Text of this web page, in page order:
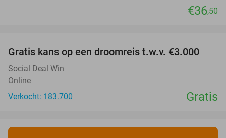
€36,50
Gratis kans op een droomreis t.w.v. €3.000
Social Deal Win
Online
Verkocht: 183.700
Gratis